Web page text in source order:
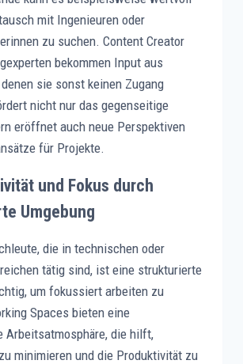
mit Ingenieuren oder
zu suchen. Content Creator
bekommen Input aus
sie sonst keinen Zugang
nicht nur das gegenseitige
eröffnet auch neue Perspektiven
für Projekte.
und Fokus durch
Umgebung
die in technischen oder
tätig sind, ist eine strukturierte
um fokussiert arbeiten zu
Spaces bieten eine
Arbeitsatmosphäre, die hilft,
minimieren und die Produktivität zu